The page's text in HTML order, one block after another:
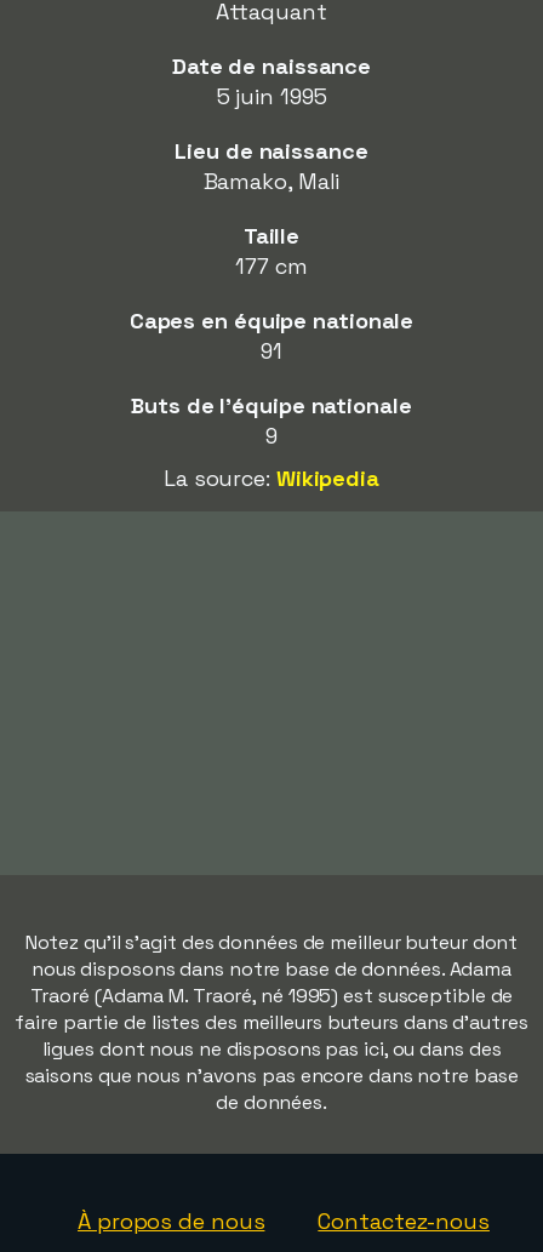
Attaquant
Date de naissance
5 juin 1995
Lieu de naissance
Bamako, Mali
Taille
177 cm
Capes en équipe nationale
91
Buts de l'équipe nationale
9
La source: Wikipedia
Notez qu'il s'agit des données de meilleur buteur dont
nous disposons dans notre base de données. Adama
Traoré (Adama M. Traoré, né 1995) est susceptible de
faire partie de listes des meilleurs buteurs dans d'autres
ligues dont nous ne disposons pas ici, ou dans des
saisons que nous n'avons pas encore dans notre base
de données.
À propos de nous Contactez-nous